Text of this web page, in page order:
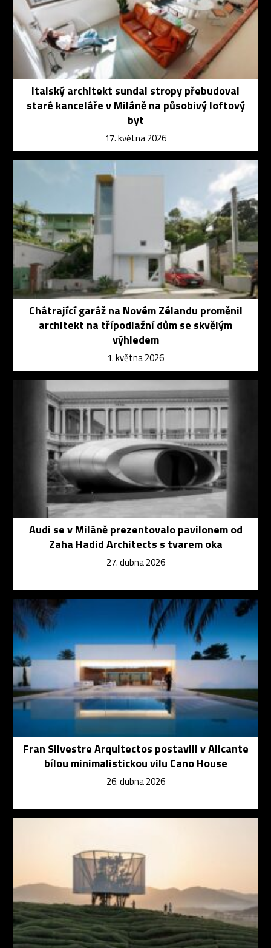
Italský architekt sundal stropy přebudoval
staré kanceláře v Miláně na působivý loftový
byt
17. května 2026
Chátrající garáž na Novém Zélandu proměnil
architekt na třípodlažní dům se skvělým
výhledem
1. května 2026
Audi se v Miláně prezentovalo pavilonem od
Zaha Hadid Architects s tvarem oka
27. dubna 2026
Fran Silvestre Arquitectos postavili v Alicante
bílou minimalistickou vilu Cano House
26. dubna 2026